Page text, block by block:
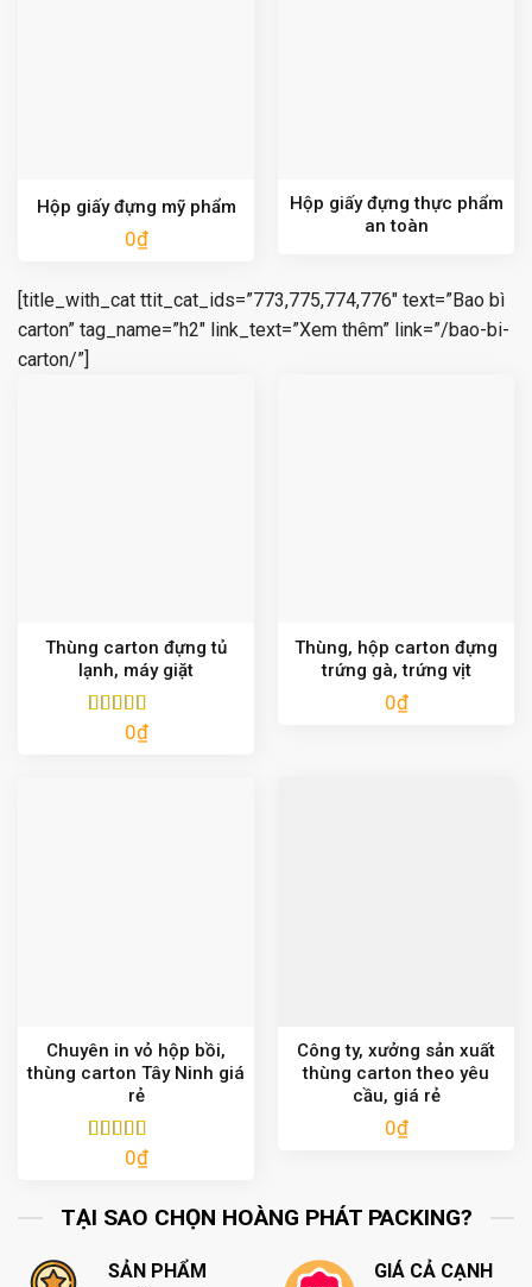
Hộp giấy đựng mỹ phẩm
0₫
Hộp giấy đựng thực phẩm
an toàn
[title_with_cat ttit_cat_ids=”773,775,774,776″ text=”Bao bì
carton” tag_name=”h2″ link_text=”Xem thêm” link=”/bao-bi-
carton/”]
Thùng carton đựng tủ
lạnh, máy giặt
Được xếp
0₫
Thùng, hộp carton đựng
trứng gà, trứng vịt
0₫
Chuyên in vỏ hộp bồi,
thùng carton Tây Ninh giá
rẻ
Được xếp
0₫
Công ty, xưởng sản xuất
thùng carton theo yêu
cầu, giá rẻ
0₫
TẠI SAO CHỌN HOÀNG PHÁT PACKING?
SẢN PHẨM
GIÁ CẢ CẠNH